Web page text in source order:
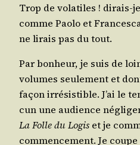
Trop de vola­tiles ! dirais-
comme Pao­lo et
ne lirais pas du tout.
Par bon­heur, je suis de
volumes seule­ment et
façon irré­sis­tible. J’ai le
cun une audience
La Folle du Logis et je
com­men­ce­ment. Je